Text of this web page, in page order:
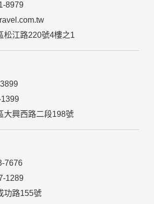
8979
松江路220號4樓之1
大興西路二段198號
7676
1289
功路155號